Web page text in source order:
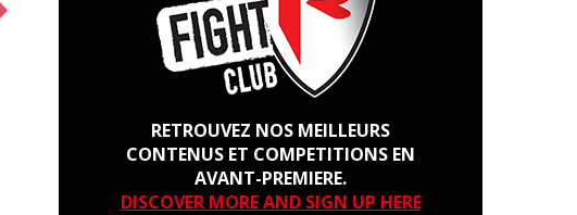
RETROUVEZ NOS MEILLEURS
CONTENUS ET COMPETITIONS EN
AVANT-PREMIERE.
DISCOVER MORE AND SIGN UP HERE